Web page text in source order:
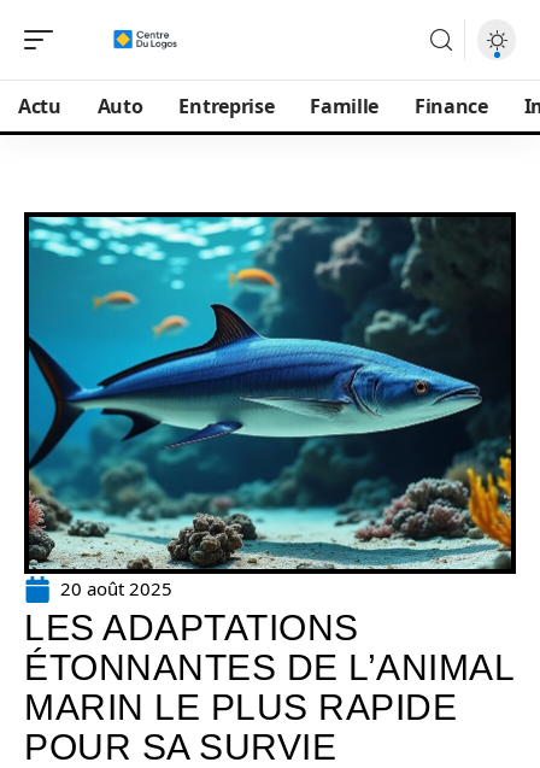
Actu Auto Entreprise Famille Finance
20 août 2025
LES ADAPTATIONS
ÉTONNANTES DE L’ANIMAL
MARIN LE PLUS RAPIDE
POUR SA SURVIE